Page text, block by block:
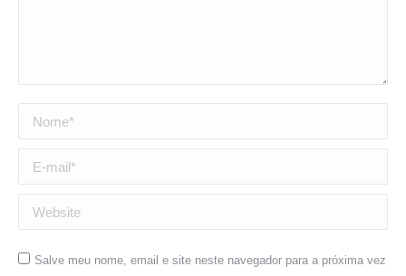
Nome *
E-mail *
Website
Salve meu nome, email e site neste navegador para a próxima vez